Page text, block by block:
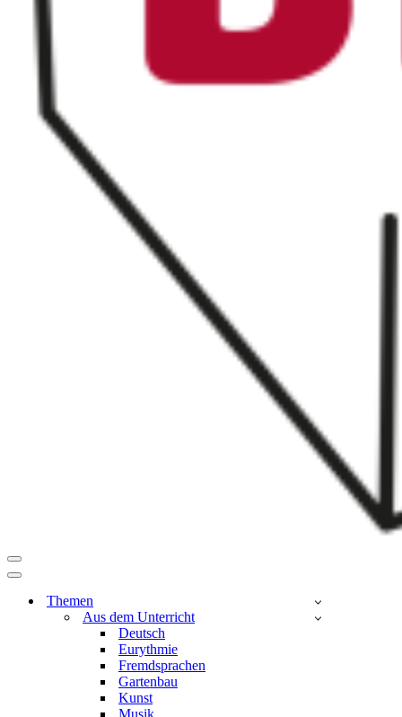
Navigationsmenü
Navigationsmenü
Themen
Aus dem Unterricht
Deutsch
Eurythmie
Fremdsprachen
Gartenbau
Kunst
Musik